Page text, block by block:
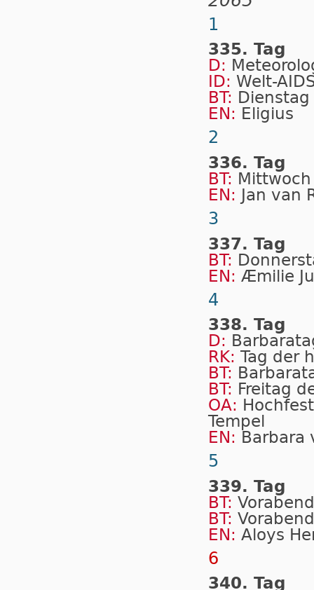
1
335. Tag
D:
ID: Welt-
BT:
EN: Eligius
2
336. Tag
BT:
EN: Jan van
3
337. Tag
BT:
EN: Æmilie
4
338. Tag
D:
RK: Tag der
BT:
BT: Freitag
OA:
Tempel
EN: Barbara
5
339. Tag
BT:
BT:
EN: Aloys
6
340. Tag